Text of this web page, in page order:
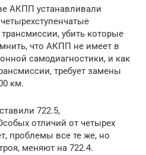
АКПП устанавливали
убить которые
что АКПП не имеет в
самодиагностики, и как
требует замены
км.
722.5,
отличий от четырех
проблемы все те же, но
меняют на 722.4.